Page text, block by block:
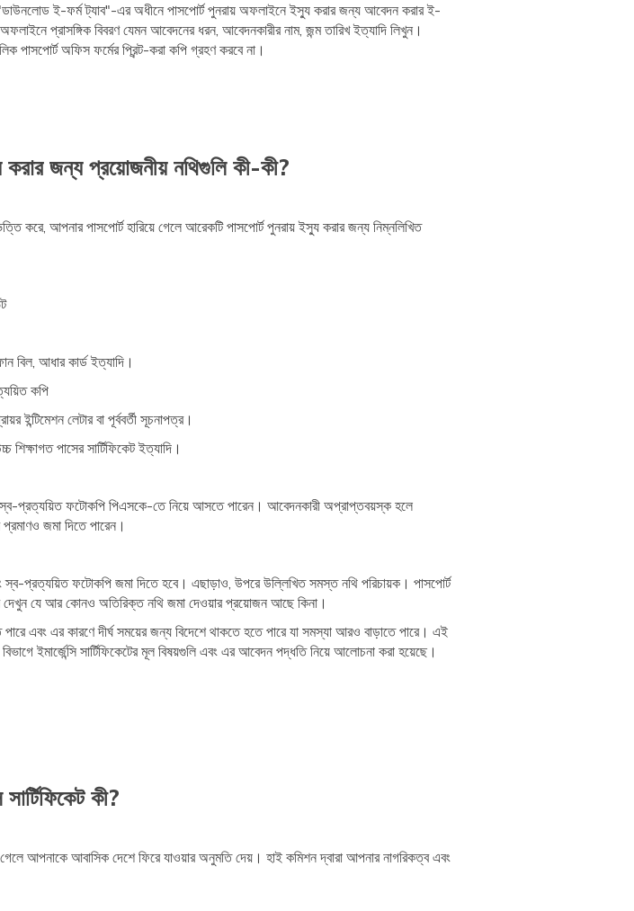
ই-ফর্ম ট্যাব"-এর অধীনে পাসপোর্ট পুনরায় অফলাইনে ইস্যু করার জন্য আবেদন করার ই-
প্রাসঙ্গিক বিবরণ যেমন আবেদনের ধরন, আবেদনকারীর নাম, জন্ম তারিখ ইত্যাদি লিখুন।
পাসপোর্ট অফিস ফর্মের প্রিন্ট-করা কপি গ্রহণ করবে না।
জন্য প্রয়োজনীয় নথিগুলি কী-কী?
করে, আপনার পাসপোর্ট হারিয়ে গেলে আরেকটি পাসপোর্ট পুনরায় ইস্যু করার জন্য নিম্নলিখিত
বিল, আধার কার্ড ইত্যাদি।
কপি
ইন্টিমেশন লেটার বা পূর্ববর্তী সূচনাপত্র।
পাসের সার্টিফিকেট ইত্যাদি।
প্রত্যয়িত ফটোকপি পিএসকে-তে নিয়ে আসতে পারেন। আবেদনকারী অপ্রাপ্তবয়স্ক হলে
প্রমাণও জমা দিতে পারেন।
প্রত্যয়িত ফটোকপি জমা দিতে হবে। এছাড়াও, উপরে উল্লিখিত সমস্ত নথি পরিচায়ক। পাসপোর্ট
দেখুন যে আর কোনও অতিরিক্ত নথি জমা দেওয়ার প্রয়োজন আছে কিনা।
এবং এর কারণে দীর্ঘ সময়ের জন্য বিদেশে থাকতে হতে পারে যা সমস্যা আরও বাড়াতে পারে। এই
ইমার্জেন্সি সার্টিফিকেটের মূল বিষয়গুলি এবং এর আবেদন পদ্ধতি নিয়ে আলোচনা করা হয়েছে।
সার্টিফিকেট কী?
গেলে আপনাকে আবাসিক দেশে ফিরে যাওয়ার অনুমতি দেয়। হাই কমিশন দ্বারা আপনার নাগরিকত্ব এবং